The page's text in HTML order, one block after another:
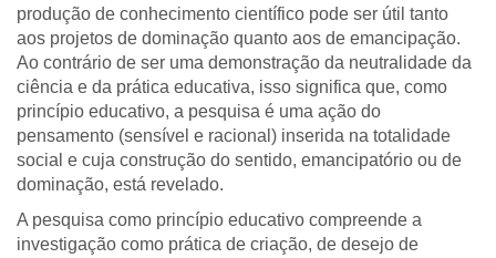
produção de conhecimento científico pode ser útil tanto
aos projetos de dominação quanto aos de emancipação.
Ao contrário de ser uma demonstração da neutralidade da
ciência e da prática educativa, isso significa que, como
princípio educativo, a pesquisa é uma ação do
pensamento (sensível e racional) inserida na totalidade
social e cuja construção do sentido, emancipatório ou de
dominação, está revelado.
A pesquisa como princípio educativo compreende a
investigação como prática de criação, de desejo de